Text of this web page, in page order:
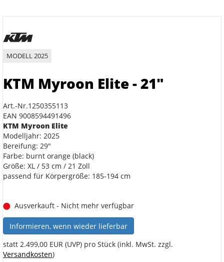
MODELL 2025
KTM Myroon Elite - 21"
Art.-Nr.1250355113
EAN 9008594491496
KTM Myroon Elite
Modelljahr: 2025
Bereifung: 29"
Farbe: burnt orange (black)
Größe: XL / 53 cm / 21 Zoll
passend für Körpergröße: 185-194 cm
Ausverkauft - Nicht mehr verfügbar
Informieren, wenn wieder lieferbar
statt 2.499,00 EUR (UVP) pro Stück (inkl. MwSt. zzgl.
Versandkosten)